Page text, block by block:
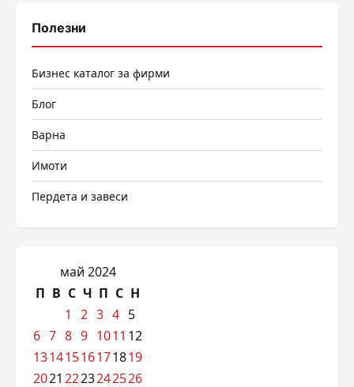
Полезни
Бизнес каталог за фирми
Блог
Варна
Имоти
Пердета и завеси
май 2024
П В С Ч П С Н
1
2 3 4 5
6 7 8 9 1011 12
13141516171819
2021 2223242526